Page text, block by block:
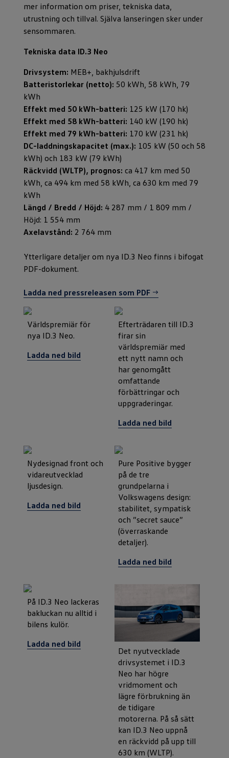
mer information om priser, tekniska data,
utrustning och tillval. Själva lanseringen sker under
sensommaren.
Tekniska data ID.3 Neo
Drivsystem: MEB+, bakhjulsdrift
Batteristorlekar (netto): 50 kWh, 58 kWh, 79
kWh
Effekt med 50 kWh-batteri: 125 kW (170 hk)
Effekt med 58 kWh-batteri: 140 kW (190 hk)
Effekt med 79 kWh-batteri: 170 kW (231 hk)
DC-laddningskapacitet (max.): 105 kW (50 och 58
kWh) och 183 kW (79 kWh)
Räckvidd (WLTP), prognos: ca 417 km med 50
kWh, ca 494 km med 58 kWh, ca 630 km med 79
kWh
Längd / Bredd / Höjd: 4 287 mm / 1 809 mm /
Höjd: 1 554 mm
Axelavstånd: 2 764 mm
Ytterligare detaljer om nya ID.3 Neo finns i bifogat
PDF-dokument.
Ladda ned pressreleasen som PDF
Världspremiär för
nya ID.3 Neo.
Ladda ned bild
Efterträdaren till ID.3
firar sin
världspremiär med
ett nytt namn och
har genomgått
omfattande
förbättringar och
uppgraderingar.
Ladda ned bild
Nydesignad front och
vidareutvecklad
ljusdesign.
Ladda ned bild
Pure Positive bygger
på de tre
grundpelarna i
Volkswagens design:
stabilitet, sympatisk
och ”secret sauce”
(överraskande
detaljer).
Ladda ned bild
På ID.3 Neo lackeras
bakluckan nu alltid i
bilens kulör.
Ladda ned bild
Det nyutvecklade
drivsystemet i ID.3
Neo har högre
vridmoment och
lägre förbrukning än
de tidigare
motorerna. På så sätt
kan ID.3 Neo uppnå
en räckvidd på upp till
630 km (WLTP).